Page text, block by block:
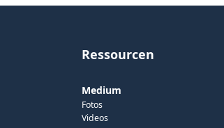
Ressourcen
Medium
Fotos
Videos